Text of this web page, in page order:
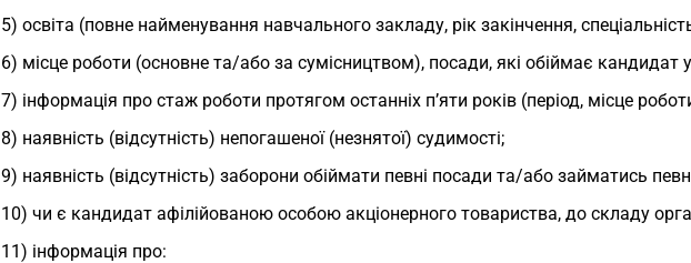
5) освіта (повне найменування навчального закладу, рік закінчення,
6) місце роботи (основне та/або за сумісництвом), посади, які обіймає кандидат
7) інформація про стаж роботи протягом останніх п’яти років (період, місце
8) наявність (відсутність) непогашеної (незнятої) судимості;
9) наявність (відсутність) заборони обіймати певні посади та/або займатись
10) чи є кандидат афілійованою особою акціонерного товариства, до складу
11) інформація про: